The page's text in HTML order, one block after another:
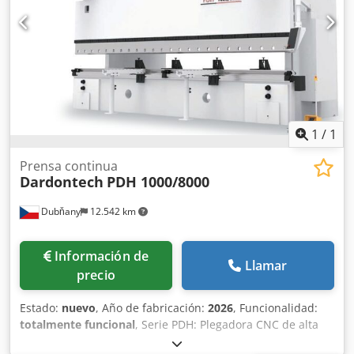
1 / 1
Dubňany 12.542 km
Prensa continua
Dardontech PDH 1000/8000
Información de
precio
Llamar
Estado: nuevo, Año de fabricación: 2026, Funcionalidad:
totalmente funcional, Serie PDH: Plegadora CNC de alta
resistencia Plegadora CNC de alta resistencia – Serie PDH |